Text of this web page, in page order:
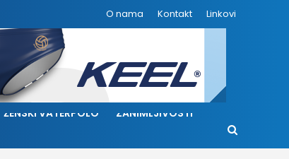
O nama Kontakt Linkovi
ŽENSKI VATERPOLO ZANIMLJIVOSTI